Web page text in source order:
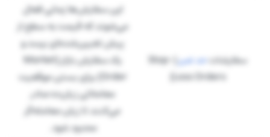
سفارشاتحد ضرر (Stop-
Loss Orders)
این سفارش‌ها زمانی فعال
می‌شوند که قیمت به سطح از
پیش تعیین‌شده‌ای برسد و
یک سفارش بازار (Market
Order) برای بستن موقعیت
معاملاتی زیان‌ده صادر
می‌کنند تا زیان معامله‌گر
محدود شود.